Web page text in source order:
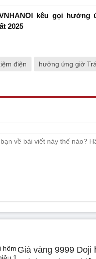
kêu gọi hưởng
2025
điện hưởng ứng giờ
Giá vàng 9999 Doji